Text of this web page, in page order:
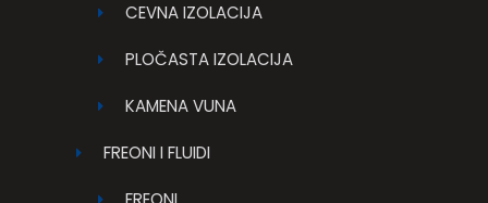
CEVNA IZOLACIJA
PLOČASTA IZOLACIJA
KAMENA VUNA
FREONI I FLUIDI